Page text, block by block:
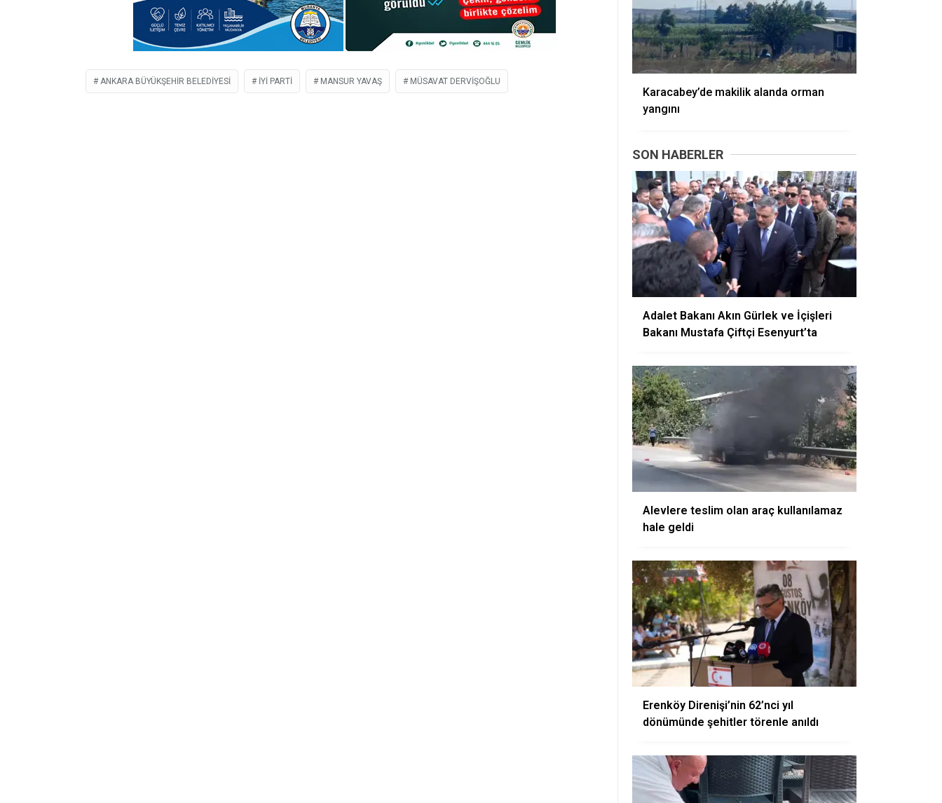
ANKARA BÜYÜKŞEHIR BELEDIYESI IYI PARTI MANSUR YAVAŞ MÜSAVAT DERVIŞOĞLU
Karacabey’de makilik alanda orman
yangını
SON HABERLER
Adalet Bakanı Akın Gürlek ve İçişleri
Bakanı Mustafa Çiftçi Esenyurt’ta
Alevlere teslim olan araç kullanılamaz
hale geldi
Erenköy Direnişi’nin 62’nci yıl
dönümünde şehitler törenle anıldı